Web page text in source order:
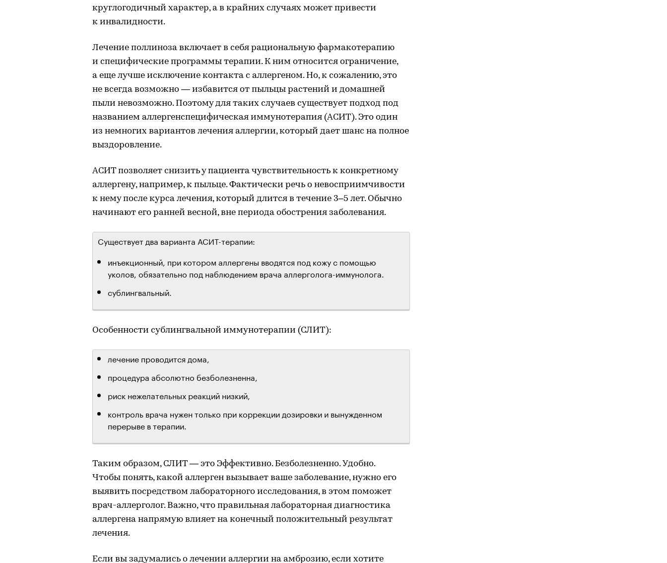
круглогодичный характер, а в крайних случаях может привести
к инвалидности.
Лечение поллиноза включает в себя рациональную фармакотерапию
и специфические программы терапии. К ним относится ограничение,
а еще лучше исключение контакта с аллергеном. Но, к сожалению, это
не всегда возможно — избавится от пыльцы растений и домашней
пыли невозможно. Поэтому для таких случаев существует подход под
названием аллергенспецифическая иммунотерапия (АСИТ). Это один
из немногих вариантов лечения аллергии, который дает шанс на полное
выздоровление.
АСИТ позволяет снизить у пациента чувствительность к конкретному
аллергену, например, к пыльце. Фактически речь о невосприимчивости
к нему после курса лечения, который длится в течение 3–5 лет. Обычно
начинают его ранней весной, вне периода обострения заболевания.
Существует два варианта АСИТ-терапии:
инъекционный, при котором аллергены вводятся под кожу с помощью
уколов, обязательно под наблюдением врача аллерголога-иммунолога.
сублингвальный.
Особенности сублингвальной иммунотерапии (СЛИТ):
лечение проводится дома,
процедура абсолютно безболезненна,
риск нежелательных реакций низкий,
контроль врача нужен только при коррекции дозировки и вынужденном
перерыве в терапии.
Таким образом, СЛИТ — это Эффективно. Безболезненно. Удобно.
Чтобы понять, какой аллерген вызывает ваше заболевание, нужно его
выявить посредством лабораторного исследования, в этом поможет
врач-аллерголог. Важно, что правильная лабораторная диагностика
аллергена напрямую влияет на конечный положительный результат
лечения.
Если вы задумались о лечении аллергии на амброзию, если хотите